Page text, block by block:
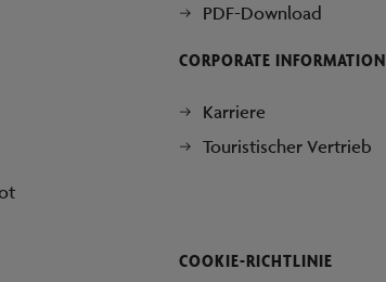
PDF-Download
CORPORATE INFORMATION
Karriere
Touristischer Vertrieb
COOKIE-RICHTLINIE